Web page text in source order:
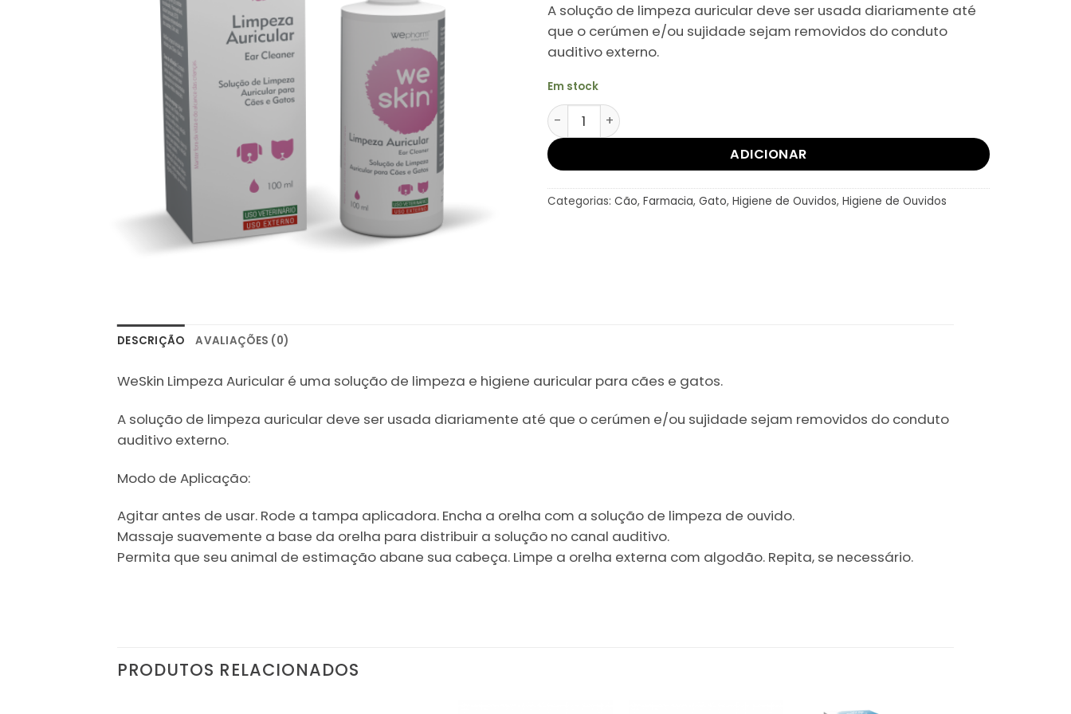
A solução de limpeza auricular deve ser usada diariamente até
que o cerúmen e/ou sujidade sejam removidos do conduto
auditivo externo.
Em stock
Quantidade de WeSkin Limpeza Auricular
ADICIONAR
Categorias: Cão, Farmacia, Gato, Higiene de Ouvidos, Higiene de Ouvidos
DESCRIÇÃO AVALIAÇÕES (0)
WeSkin Limpeza Auricular é uma solução de limpeza e higiene auricular para cães e gatos.
A solução de limpeza auricular deve ser usada diariamente até que o cerúmen e/ou sujidade sejam removidos do conduto
auditivo externo.
Modo de Aplicação:
Agitar antes de usar. Rode a tampa aplicadora. Encha a orelha com a solução de limpeza de ouvido.
Massaje suavemente a base da orelha para distribuir a solução no canal auditivo.
Permita que seu animal de estimação abane sua cabeça. Limpe a orelha externa com algodão. Repita, se necessário.
PRODUTOS RELACIONADOS